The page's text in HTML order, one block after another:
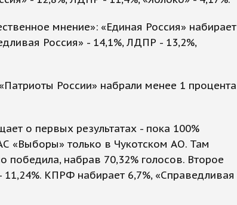
мнение»: «Единая Россия» набирает
Россия» - 14,1%, ЛДПР - 13,2%,
России» набрали менее 1 процента
о первых результатах - пока 100%
«Выборы» только в Чукотском АО. Там
победила, набрав 70,32% голосов. Второе
КПРФ набирает 6,7%, «Справедливая